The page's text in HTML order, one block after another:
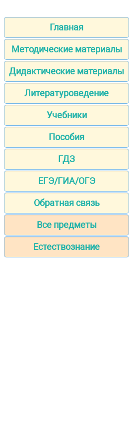
Главная
Методические материалы
Дидактические материалы
Литературоведение
Учебники
Пособия
ГДЗ
ЕГЭ/ГИА/ОГЭ
Обратная связь
Все предметы
Естествознание